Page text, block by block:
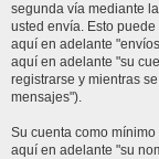
segunda vía mediante
usted envía. Esto
aquí en adelante
aquí en adelante "su
registrarse y mientras
mensajes").
Su cuenta como
aquí en adelante "su